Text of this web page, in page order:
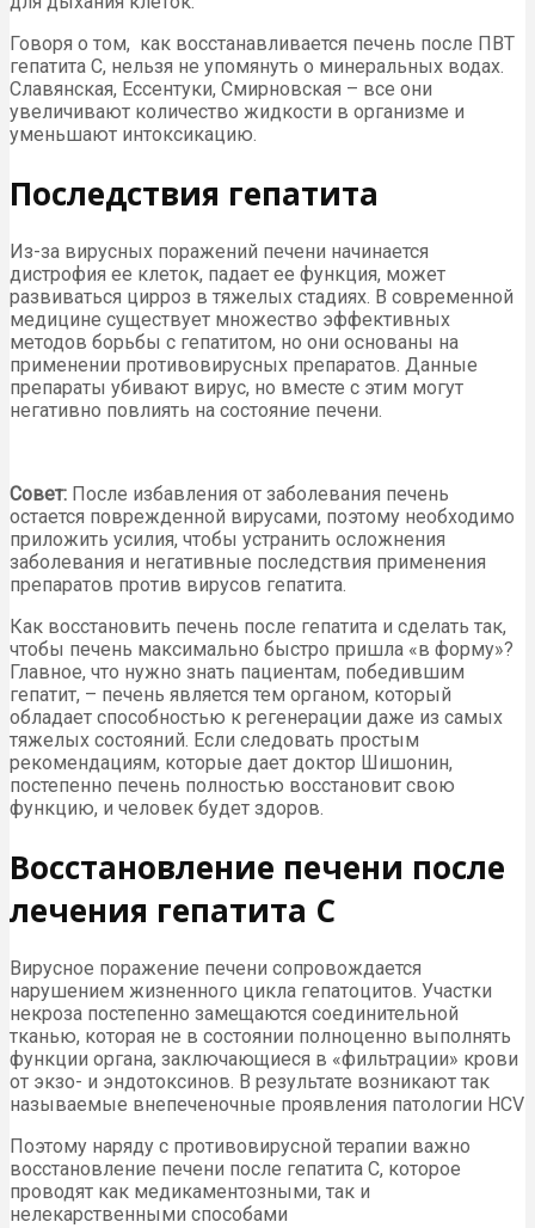
Говоря о том, как восстанавливается печень после ПВТ
гепатита С, нельзя не упомянуть о минеральных водах.
Славянская, Ессентуки, Смирновская – все они
увеличивают количество жидкости в организме и
уменьшают интоксикацию.
Последствия гепатита
Из-за вирусных поражений печени начинается
дистрофия ее клеток, падает ее функция, может
развиваться цирроз в тяжелых стадиях. В современной
медицине существует множество эффективных
методов борьбы с гепатитом, но они основаны на
применении противовирусных препаратов. Данные
препараты убивают вирус, но вместе с этим могут
негативно повлиять на состояние печени.
Совет: После избавления от заболевания печень
остается поврежденной вирусами, поэтому необходимо
приложить усилия, чтобы устранить осложнения
заболевания и негативные последствия применения
препаратов против вирусов гепатита.
Как восстановить печень после гепатита и сделать так,
чтобы печень максимально быстро пришла «в форму»?
Главное, что нужно знать пациентам, победившим
гепатит, – печень является тем органом, который
обладает способностью к регенерации даже из самых
тяжелых состояний. Если следовать простым
рекомендациям, которые дает доктор Шишонин,
постепенно печень полностью восстановит свою
функцию, и человек будет здоров.
Восстановление печени после
лечения гепатита С
Вирусное поражение печени сопровождается
нарушением жизненного цикла гепатоцитов. Участки
некроза постепенно замещаются соединительной
тканью, которая не в состоянии полноценно выполнять
функции органа, заключающиеся в «фильтрации» крови
от экзо- и эндотоксинов. В результате возникают так
называемые внепеченочные проявления патологии HCV
Поэтому наряду с противовирусной терапии важно
восстановление печени после гепатита С, которое
проводят как медикаментозными, так и
нелекарственными способами